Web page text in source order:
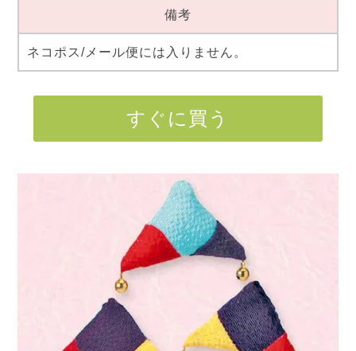
備考
ネコポス/メール便には入りません。
すぐに買う